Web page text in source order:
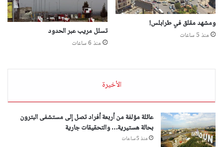
ومشهد مقلق في طرابلس!
منذ 5 ساعات تسلل مريب عبر الحدود
منذ 6 ساعات
الأخيرة
عائلة مؤلفة من أربعة أفراد تصل إلى مستشفى البترون
بحالة هستيرية… والتحقيقات جارية
منذ 5 ساعات